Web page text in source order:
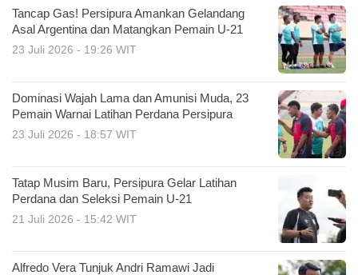
Tancap Gas! Persipura Amankan Gelandang
Asal Argentina dan Matangkan Pemain U-21
23 Juli 2026 - 19:26 WIT
Dominasi Wajah Lama dan Amunisi Muda, 23
Pemain Warnai Latihan Perdana Persipura
23 Juli 2026 - 18:57 WIT
Tatap Musim Baru, Persipura Gelar Latihan
Perdana dan Seleksi Pemain U-21
21 Juli 2026 - 15:42 WIT
Alfredo Vera Tunjuk Andri Ramawi Jadi